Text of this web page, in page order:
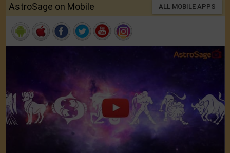
AstroSage on Mobile ALL MOBILE APPS